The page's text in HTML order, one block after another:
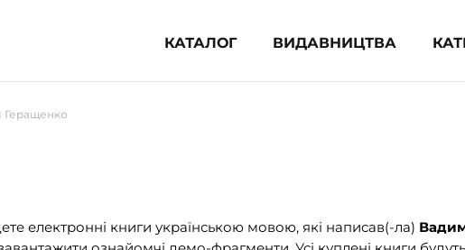
КАТАЛОГ ВИДАВНИЦТВА
література (1854)
популярна література (1015)
Геращенко
електронні книги українською мовою, які написав(-ла)